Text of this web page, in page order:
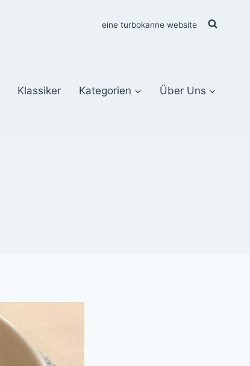
eine turbokanne website
Klassiker Kategorien Über Uns